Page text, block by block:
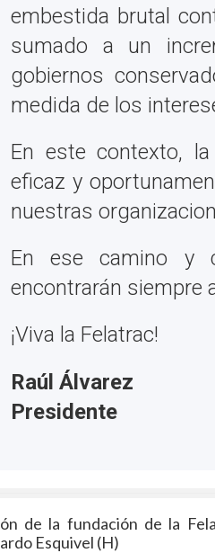
embestida brutal
sumado a un
gobiernos
medida de los
En este contexto, la
eficaz y
nuestras
En ese camino y
encontrarán siempre
¡Viva la Felatrac!
Raúl Álvarez
Presidente
de la fundación de la
Esquivel (H)